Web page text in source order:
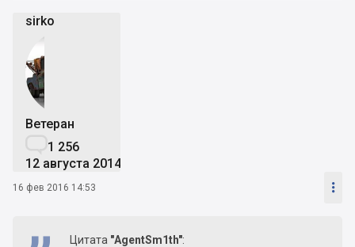
sirko
Ветеран
1 256
12 августа 2014
16 фев 2016 14:53 
Цитата "AgentSm1th":